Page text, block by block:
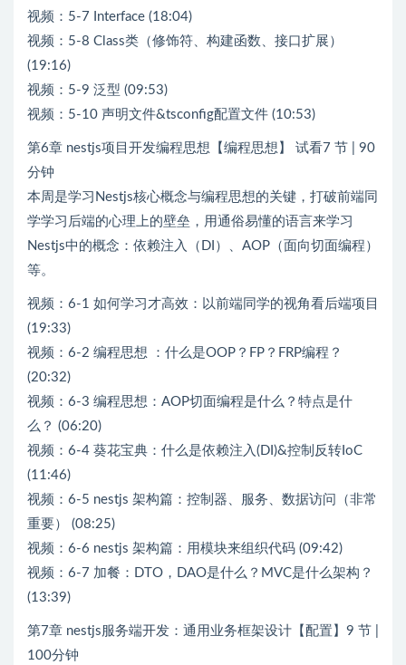
视频：5-7 Interface (18:04)
视频：5-8 Class类（修饰符、构建函数、接口扩展）
(19:16)
视频：5-9 泛型 (09:53)
视频：5-10 声明文件&tsconfig配置文件 (10:53)
第6章 nestjs项目开发编程思想【编程思想】 试看7 节 | 90
分钟
本周是学习Nestjs核心概念与编程思想的关键，打破前端同
学学习后端的心理上的壁垒，用通俗易懂的语言来学习
Nestjs中的概念：依赖注入（DI）、AOP（面向切面编程）
等。
视频：6-1 如何学习才高效：以前端同学的视角看后端项目
(19:33)
视频：6-2 编程思想 ：什么是OOP？FP？FRP编程？
(20:32)
视频：6-3 编程思想：AOP切面编程是什么？特点是什
么？ (06:20)
视频：6-4 葵花宝典：什么是依赖注入(DI)&控制反转IoC
(11:46)
视频：6-5 nestjs 架构篇：控制器、服务、数据访问（非常
重要） (08:25)
视频：6-6 nestjs 架构篇：用模块来组织代码 (09:42)
视频：6-7 加餐：DTO，DAO是什么？MVC是什么架构？
(13:39)
第7章 nestjs服务端开发：通用业务框架设计【配置】9 节 |
100分钟